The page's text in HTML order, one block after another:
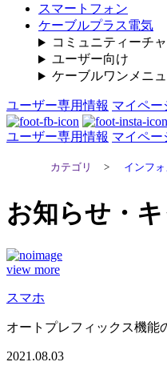
スマートフォン
ケーブルプラス電気
コミュニティーチ
ユーザー向け
ケーブルワンメニ
ユーザー専用情報 マイペー
ユーザー専用情報 マイペー
カテゴリ > インフ
お知らせ・
view more
スマホ
オートプレフィックス機能
2021.08.03